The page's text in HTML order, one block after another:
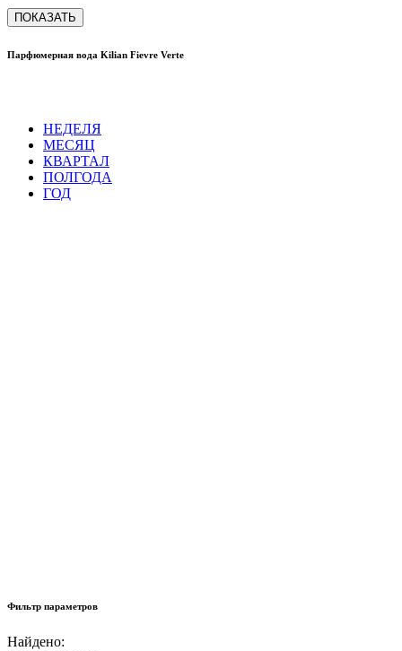
ПОКАЗАТЬ
Парфюмерная вода Kilian Fievre Verte
НЕДЕЛЯ
МЕСЯЦ
КВАРТАЛ
ПОЛГОДА
ГОД
Фильтр параметров
Найдено: